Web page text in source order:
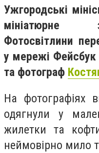
Ужгородські
мініатюрне
Фотосвітлини
у мережі Фейсбук
та фотограф
На фотографіях
одягнули у
жилетки та
неймовірно мило